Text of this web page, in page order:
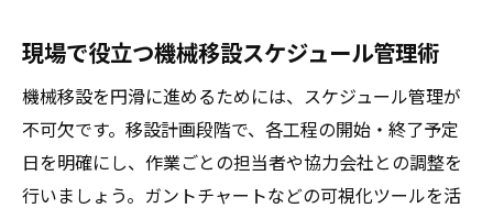
現場で役立つ機械移設スケジュール管理術
機械移設を円滑に進めるためには、スケジュール管理が
不可欠です。移設計画段階で、各工程の開始・終了予定
日を明確にし、作業ごとの担当者や協力会社との調整を
行いましょう。ガントチャートなどの可視化ツールを活